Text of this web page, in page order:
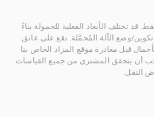
قد تختلف الأبعاد الفعلية للحمولة بناءً
وضع الآلة المُحمَّلة. تقع على عاتق
قبل مغادرة موقع المزاد الخاص بنا
أن يتحقق المشتري من جميع القياسات.
النقل.